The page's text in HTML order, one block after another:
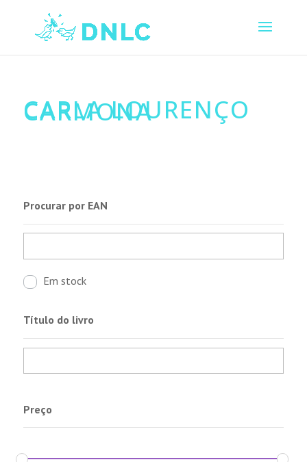
CARLA LOURENÇO
CARMONA
Procurar por EAN
Em stock
Título do livro
Preço